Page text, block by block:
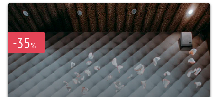
-35%